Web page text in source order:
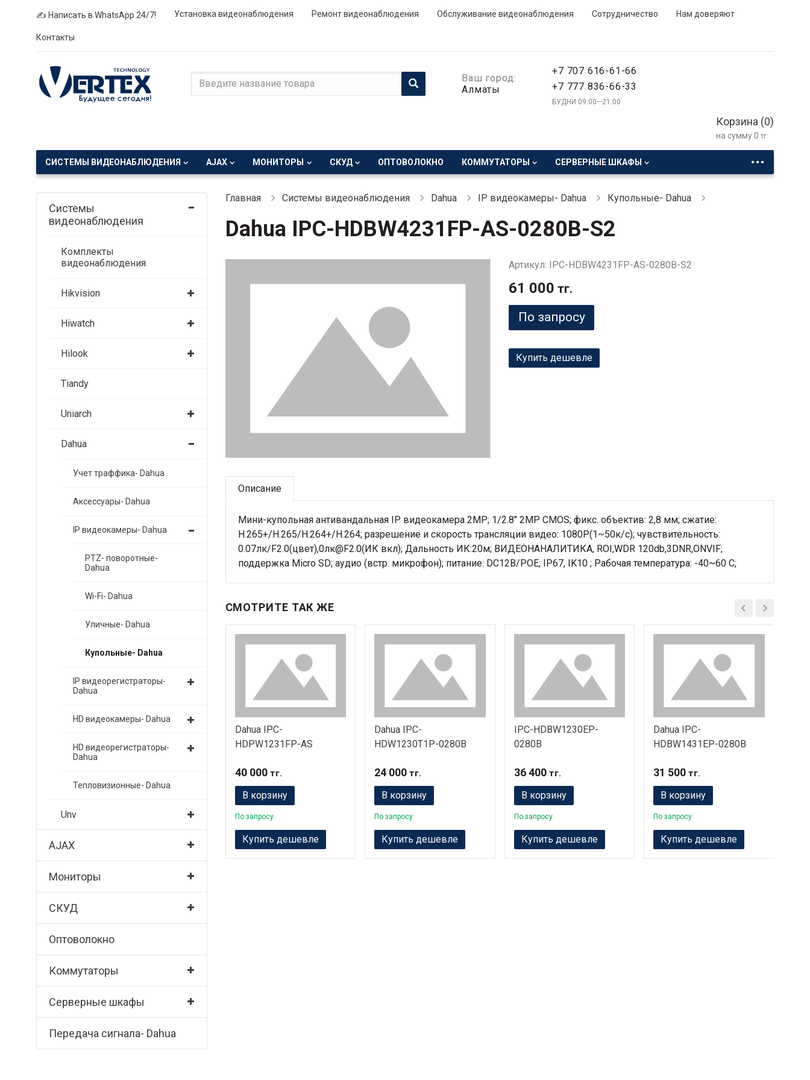
✍ Написать в WhatsApp 24/7! Установка видеонаблюдения Ремонт видеонаблюдения Обслуживание видеонаблюдения Сотрудничество Нам доверяют
Контакты
Ваш город:
Алматы
+7 707 616-61-66
+7 777 836-66-33
БУДНИ 09:00—21:00
Корзина (0)
на сумму0 тг.
СИСТЕМЫ ВИДЕОНАБЛЮДЕНИЯ AJAX МОНИТОРЫ СКУД ОПТОВОЛОКНО КОММУТАТОРЫ СЕРВЕРНЫЕ ШКАФЫ ...
Системы
видеонаблюдения
Комплекты
видеонаблюдения
Hikvision
Hiwatch
Hilook
Tiandy
Uniarch
Dahua
Учет траффика- Dahua
Аксессуары- Dahua
IP видеокамеры- Dahua
PTZ- поворотные-
Dahua
Wi-Fi- Dahua
Уличные- Dahua
Купольные- Dahua
IP видеорегистраторы-
Dahua
HD видеокамеры- Dahua
HD видеорегистраторы-
Dahua
Тепловизионные- Dahua
Unv
AJAX
Мониторы
СКУД
Оптоволокно
Коммутаторы
Серверные шкафы
Передача сигнала- Dahua
Главная Системы видеонаблюдения Dahua IP видеокамеры- Dahua Купольные- Dahua
Dahua IPC-HDBW4231FP-AS-0280B-S2
Артикул: IPC-HDBW4231FP-AS-0280B-S2
61 000 тг.
По запросу
Купить дешевле
Описание
Мини-купольная антивандальная IP видеокамера 2MP; 1/2.8" 2MP CMOS; фикс. объектив: 2,8 мм; сжатие:
H.265+/H.265/H.264+/H.264; разрешение и скорость трансляции видео: 1080P(1~50к/c); чувствительность:
0.07лк/F2.0(цвет),0лк@F2.0(ИК вкл); Дальность ИК:20м; ВИДЕОНАНАЛИТИКА, ROI,WDR 120db,3DNR,ONVIF;
поддержка Micro SD; аудио (встр. микрофон); питание: DC12В/PОE; IP67, IK10 ; Рабочая температура: -40~60 С;
СМОТРИТЕ ТАК ЖЕ
Dahua IPC-
HDPW1231FP-AS
40 000тг.
В корзину
По запросу
Купить дешевле
Dahua IPC-
HDW1230T1P-0280B
24 000 тг.
В корзину
По запросу
Купить дешевле
IPC-HDBW1230EP-
0280B
36 400тг.
В корзину
По запросу
Купить дешевле
Dahua IPC-
HDBW1431EP-0280B
31 500 тг.
В корзину
По запросу
Купить дешевле